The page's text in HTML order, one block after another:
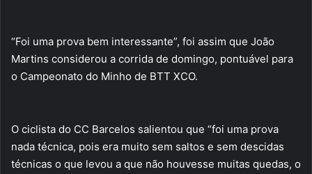
“Foi uma prova bem interessante”, foi assim que João
Martins considerou a corrida de domingo, pontuável para
o Campeonato do Minho de BTT XCO.
O ciclista do CC Barcelos salientou que “foi uma prova
nada técnica, pois era muito sem saltos e sem descidas
técnicas o que levou a que não houvesse muitas quedas, o